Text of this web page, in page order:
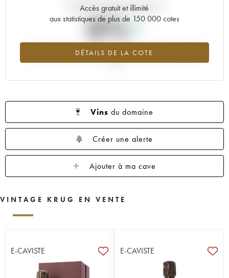
Accès gratuit et illimité
aux statistiques de plus de 150 000 cotes
DÉTAILS DE LA COTE
Tendance actuelle de la cote
0%
Tendance à la hausse du millésime 1928 en 2026 par rapport à
Vins du domaine
Créer une alerte
Ajouter à ma cave
VINTAGE KRUG EN VENTE
E-CAVISTE E-CAVISTE